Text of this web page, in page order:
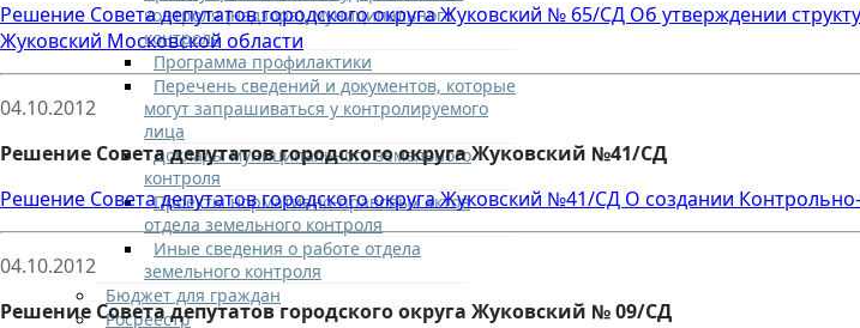
контроля (надзора), муниципального
контроля
Программа профилактики
Перечень сведений и документов, которые
могут запрашиваться у контролируемого
лица
Доклады муниципального земельного
контроля
Проекты нормативно-правовых актов
отдела земельного контроля
Иные сведения о работе отдела
земельного контроля
Бюджет для граждан
Росреестр
Решение Совета депутатов городского округа Жуковский № 65/СД Об утверждении
Жуковский Московской области
04.10.2012
Решение Совета депутатов городского округа Жуковский №41/СД
Решение Совета депутатов городского округа Жуковский №41/СД О создании
04.10.2012
Решение Совета депутатов городского округа Жуковский № 09/СД